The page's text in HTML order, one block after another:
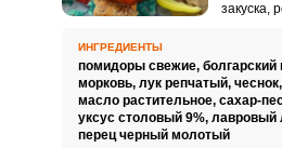
закуска,
качестве
ИНГРЕДИЕНТЫ
помидоры свежие, болгарский
морковь, лук репчатый, чеснок,
масло растительное, сахар-
уксус столовый 9%, лавровый
перец черный молотый